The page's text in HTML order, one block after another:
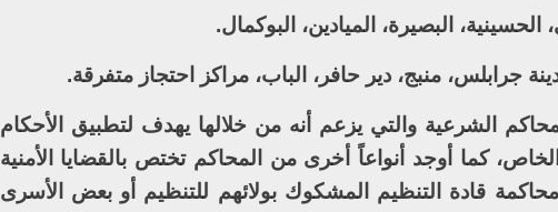
الشرعية والتي يزعم أنه من خلالها يهدف لتطبيق الأحكام
كما أوجد أنواعاً أخرى من المحاكم تختص بالقضايا الأمنية
قادة التنظيم المشكوك بولائهم للتنظيم أو بعض الأسرى